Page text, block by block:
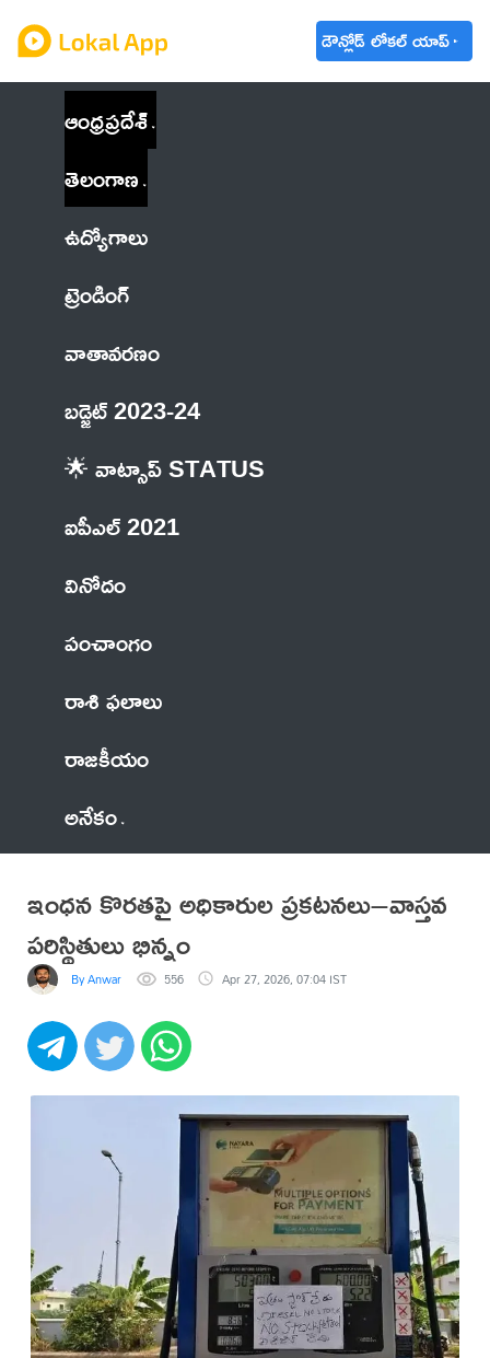
డౌన్లోడ్ లోకల్ యాప్
ఆంధ్రప్రదేశ్
తెలంగాణ
ఉద్యోగాలు
ట్రెండింగ్
వాతావరణం
బడ్జెట్ 2023-24
🌟 వాట్సాప్ STATUS
ఐపీఎల్ 2021
వినోదం
పంచాంగం
రాశి ఫలాలు
రాజకీయం
అనేకం
ఇంధన కొరతపై అధికారుల ప్రకటనలు–వాస్తవ
పరిస్థితులు భిన్నం
By Anwar 556 Apr 27, 2026, 07:04 IST